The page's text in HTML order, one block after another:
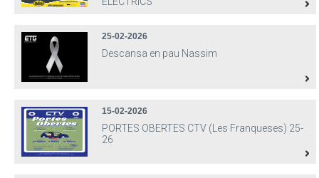
25-02-2026
Descansa en pau Nassim
15-02-2026
PORTES OBERTES CTV (Les Franqueses) 25-
26